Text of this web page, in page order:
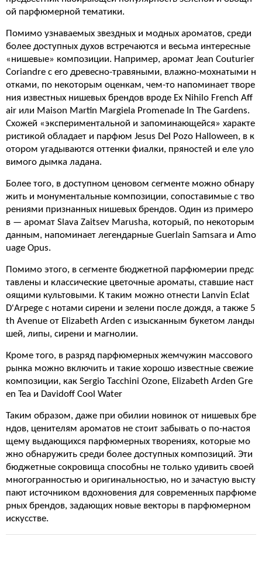
ой парфюмерной тематики.
Помимо узнаваемых звездных и модных ароматов, среди
более доступных духов встречаются и весьма интересные
«нишевые» композиции. Например, аромат Jean Couturier
Coriandre с его древесно-травяными, влажно-мохнатыми н
отками, по некоторым оценкам, чем-то напоминает творе
ния известных нишевых брендов вроде Ex Nihilo French Aff
air или Maison Martin Margiela Promenade In The Gardens.
Схожей «экспериментальной и запоминающейся» характе
ристикой обладает и парфюм Jesus Del Pozo Halloween, в к
отором угадываются оттенки фиалки, пряностей и еле уло
вимого дымка ладана.
Более того, в доступном ценовом сегменте можно обнару
жить и монументальные композиции, сопоставимые с тво
рениями признанных нишевых брендов. Один из примеро
в — аромат Slava Zaitsev Marusha, который, по некоторым
данным, напоминает легендарные Guerlain Samsara и Amo
uage Opus.
Помимо этого, в сегменте бюджетной парфюмерии предс
тавлены и классические цветочные ароматы, ставшие наст
оящими культовыми. К таким можно отнести Lanvin Eclat
D'Arpege с нотами сирени и зелени после дождя, а также 5
th Avenue от Elizabeth Arden с изысканным букетом ланды
шей, липы, сирени и магнолии.
Кроме того, в разряд парфюмерных жемчужин массового
рынка можно включить и такие хорошо известные свежие
композиции, как Sergio Tacchini Ozone, Elizabeth Arden Gre
en Tea и Davidoff Cool Water
Таким образом, даже при обилии новинок от нишевых бре
ндов, ценителям ароматов не стоит забывать о по-настоя
щему выдающихся парфюмерных творениях, которые мо
жно обнаружить среди более доступных композиций. Эти
бюджетные сокровища способны не только удивить своей
многогранностью и оригинальностью, но и зачастую высту
пают источником вдохновения для современных парфюме
рных брендов, задающих новые векторы в парфюмерном
искусстве.